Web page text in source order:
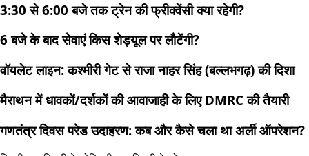
3:30 से 6:00 बजे तक ट्रेन की फ्रीक्वेंसी क्या रहेगी?
6 बजे के बाद सेवाएं किस शेड्यूल पर लौटेंगी?
वॉयलेट लाइन: कश्मीरी गेट से राजा नाहर सिंह (बल्लभगढ़) की दिशा
मैराथन में धावकों/दर्शकों की आवाजाही के लिए DMRC की तैयारी
गणतंत्र दिवस परेड उदाहरण: कब और कैसे चला था अर्ली ऑपरेशन?